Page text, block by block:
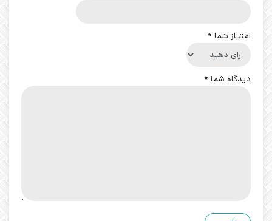
امتیاز شما *
دیدگاه شما *